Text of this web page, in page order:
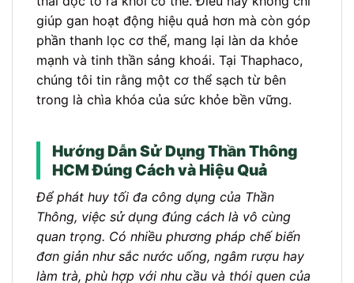
giúp gan hoạt động hiệu quả hơn mà còn góp
phần thanh lọc cơ thể, mang lại làn da khỏe
mạnh và tinh thần sảng khoái. Tại Thaphaco,
chúng tôi tin rằng một cơ thể sạch từ bên
trong là chìa khóa của sức khỏe bền vững.
Hướng Dẫn Sử Dụng Thần Thông
HCM Đúng Cách và Hiệu Quả
Để phát huy tối đa công dụng của Thần
Thông, việc sử dụng đúng cách là vô cùng
quan trọng. Có nhiều phương pháp chế biến
đơn giản như sắc nước uống, ngâm rượu hay
làm trà, phù hợp với nhu cầu và thói quen của